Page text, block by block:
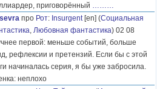
приговорённый ………
про Рот: Insurgent[en] (Социальная
, Любовная фантастика) 02 08
первой: меньше событий, больше
рефлексии и претензий. Если бы с этой
начиналась серия, я бы уже забросила.
неплохо